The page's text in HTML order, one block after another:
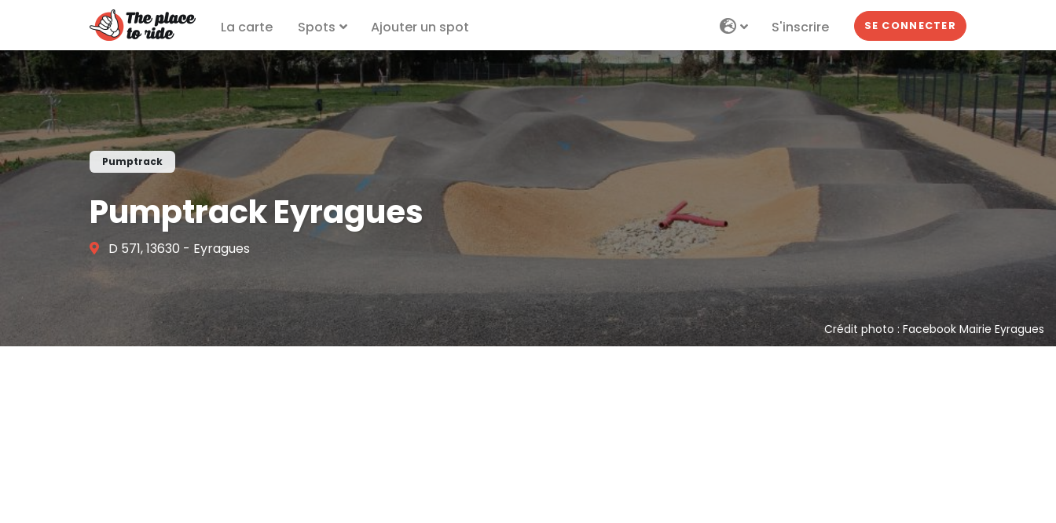
La carte Spots Ajouter un spot S'inscrire SE CONNECTER
Pumptrack
Pumptrack Eyragues
D 571, 13630 - Eyragues
Crédit photo : Facebook Mairie Eyragues